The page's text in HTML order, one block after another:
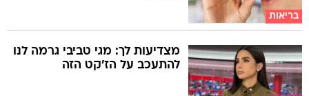
בריאות
מצדיעות לך: מגי טביבי גרמה לנו
להתעכב על הז'קט הזה